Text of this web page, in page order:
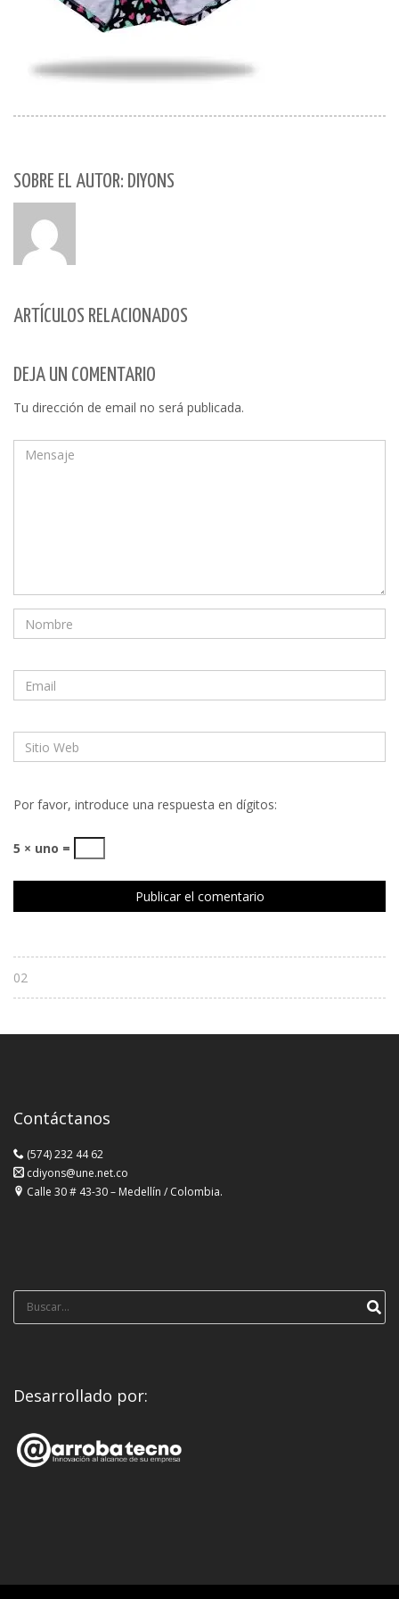
SOBRE EL AUTOR: DIYONS
ARTÍCULOS RELACIONADOS
DEJA UN COMENTARIO
Tu dirección de email no será publicada.
Por favor, introduce una respuesta en dígitos:
5 × uno =
02
Contáctanos
(574) 232 44 62
cdiyons@une.net.co
Calle 30 # 43-30 – Medellín / Colombia.
Búsqueda
para:
Desarrollado por: